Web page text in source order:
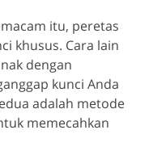
itu, peretas
khusus. Cara lain
dengan
kunci Anda
adalah metode
memecahkan